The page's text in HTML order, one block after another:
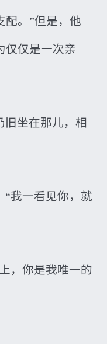
配。”但是，他
仅仅是一次亲
旧坐在那儿，相
“我一看见你，就
，你是我唯一的